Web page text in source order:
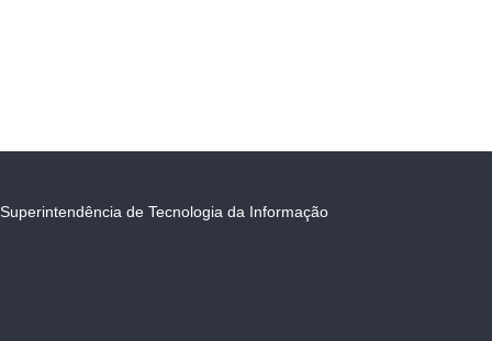
Superintendência de Tecnologia da Informação